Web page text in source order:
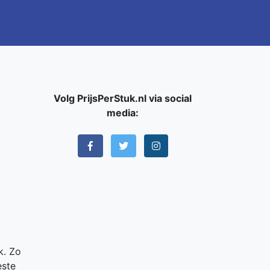
Zo
Volg PrijsPerStuk.nl via social
media: